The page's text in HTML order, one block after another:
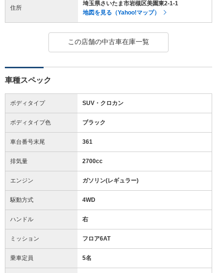
住所
埼玉県さいたま市岩槻区美園東2-1-1
地図を見る（Yahoo!マップ）
この店舗の中古車在庫一覧
車種スペック
ボディタイプ SUV・クロカン
ボディタイプ色 ブラック
車台番号末尾 361
排気量 2700cc
エンジン ガソリン(レギュラー)
駆動方式 4WD
ハンドル 右
ミッション フロア6AT
乗車定員 5名